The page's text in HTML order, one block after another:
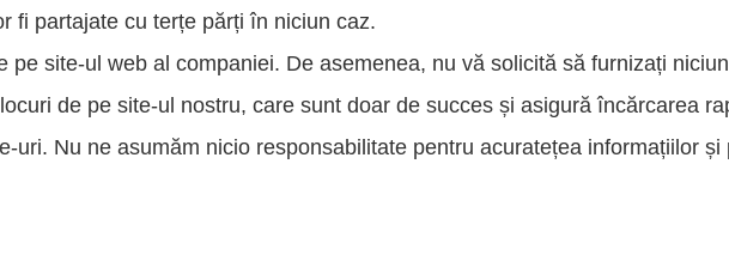
fi partajate cu terțe părți în niciun caz.
pe site-ul web al companiei. De asemenea, nu vă solicită să furnizați
de pe site-ul nostru, care sunt doar de succes și asigură încărcarea
uri. Nu ne asumăm nicio responsabilitate pentru acuratețea informațiilor